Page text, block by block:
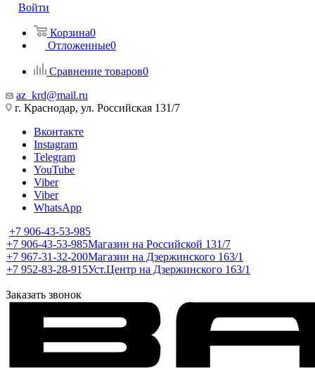
Войти
Корзина0
Отложенные0
Сравнение товаров0
az_krd@mail.ru
г. Краснодар, ул. Российская 131/7
Вконтакте
Instagram
Telegram
YouTube
Viber
Viber
WhatsApp
+7 906-43-53-985
+7 906-43-53-985Магазин на Российской 131/7
+7 967-31-32-200Магазин на Дзержинского 163/1
+7 952-83-28-915Уст.Центр на Дзержинского 163/1
Заказать звонок